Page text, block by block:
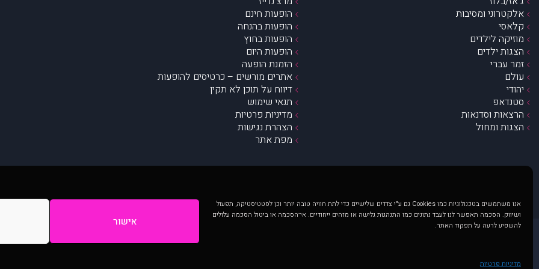
אנו משתמשים בטכנולוגיות כמו Cookies גם ע"י צדדים שלישיים כדי לתת חוויה טובה יותר וכן לסטטיסטיקה, תפעול
ושיווק. הסכמה תאפשר לנו לעבד נתונים כמו התנהגות גלישה או מזהים ייחודיים. אי־הסכמה או ביטול הסכמה עלולים
להשפיע לרעה על תפקוד האתר.
אישור
מדיניות פרטיות
אלקטרוני ומסיבות
קלאסי
מוזיקה לילדים
הצגות ילדים
זמר עברי
עולם
יהודי
סטנדאפ
הרצאות וסדנאות
הצגות ומחול
הופעות חינם
הופעות בהנחה
הופעות בחוץ
הופעות היום
הזמנת הופעה
אתרים מורשים – כרטיסים להופעות
דיווח על תוכן לא תקין
תנאי שימוש
מדיניות פרטיות
הצהרת נגישות
מפת אתר